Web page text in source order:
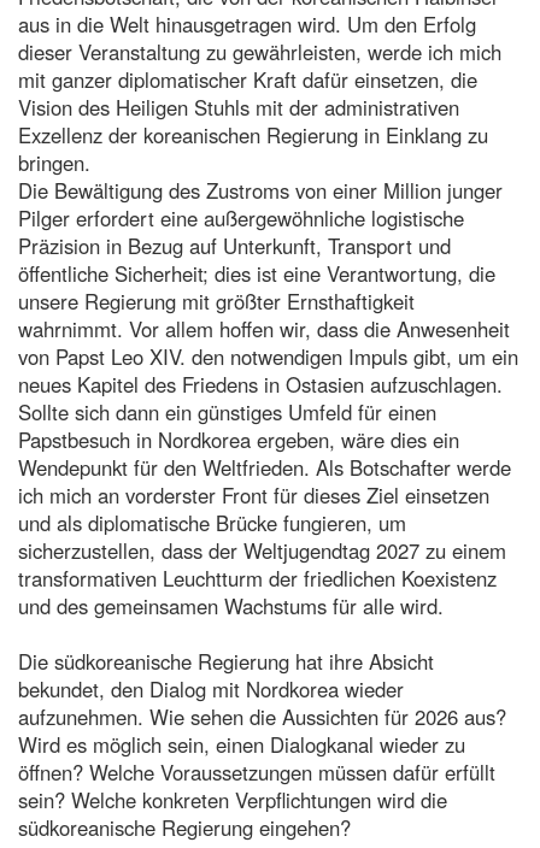
aus in die Welt hinausgetragen wird. Um den Erfolg
dieser Veranstaltung zu gewährleisten, werde ich mich
mit ganzer diplomatischer Kraft dafür einsetzen, die
Vision des Heiligen Stuhls mit der administrativen
Exzellenz der koreanischen Regierung in Einklang zu
bringen.
Die Bewältigung des Zustroms von einer Million junger
Pilger erfordert eine außergewöhnliche logistische
Präzision in Bezug auf Unterkunft, Transport und
öffentliche Sicherheit; dies ist eine Verantwortung, die
unsere Regierung mit größter Ernsthaftigkeit
wahrnimmt. Vor allem hoffen wir, dass die Anwesenheit
von Papst Leo XIV. den notwendigen Impuls gibt, um ein
neues Kapitel des Friedens in Ostasien aufzuschlagen.
Sollte sich dann ein günstiges Umfeld für einen
Papstbesuch in Nordkorea ergeben, wäre dies ein
Wendepunkt für den Weltfrieden. Als Botschafter werde
ich mich an vorderster Front für dieses Ziel einsetzen
und als diplomatische Brücke fungieren, um
sicherzustellen, dass der Weltjugendtag 2027 zu einem
transformativen Leuchtturm der friedlichen Koexistenz
und des gemeinsamen Wachstums für alle wird.
Die südkoreanische Regierung hat ihre Absicht
bekundet, den Dialog mit Nordkorea wieder
aufzunehmen. Wie sehen die Aussichten für 2026 aus?
Wird es möglich sein, einen Dialogkanal wieder zu
öffnen? Welche Voraussetzungen müssen dafür erfüllt
sein? Welche konkreten Verpflichtungen wird die
südkoreanische Regierung eingehen?